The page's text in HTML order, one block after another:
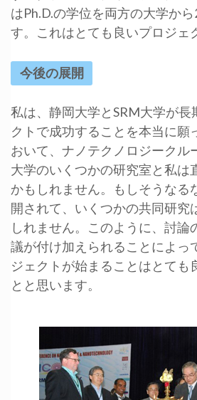
はPh.D.の学位を両方の大学か
す。これはとても良いプロジェ
今後の展開
私は、静岡大学とSRM大学が長
クトで成功することを本当に願
おいて、ナノテクノロジークル
大学のいくつかの研究室と私は
かもしれません。もしそうなる
開されて、いくつかの共同研究
しれません。このように、討論
議が付け加えられることによっ
ジェクトが始まることはとても
とと思います。